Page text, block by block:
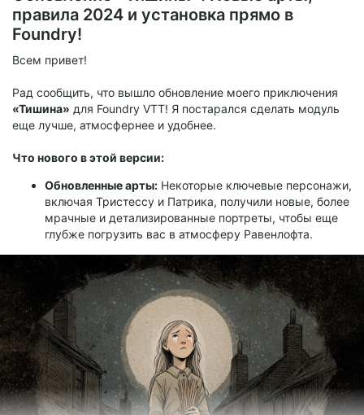
Это суровое испытание для персонажей 12-15 уровней , где
им предстоит столкнуться не только с иллитидами, но и с
безумными планами по созданию иллитидов-вампиров!
правила 2024 и установка прямо в
Foundry!
Всем привет!
Рад сообщить, что вышло обновление моего приключения
«Тишина» для Foundry VTT! Я постарался сделать модуль
еще лучше, атмосфернее и удобнее.
Что нового в этой версии:
Обновленные арты: Некоторые ключевые персонажи,
включая Тристессу и Патрика, получили новые, более
мрачные и детализированные портреты, чтобы еще
глубже погрузить вас в атмосферу Равенлофта.